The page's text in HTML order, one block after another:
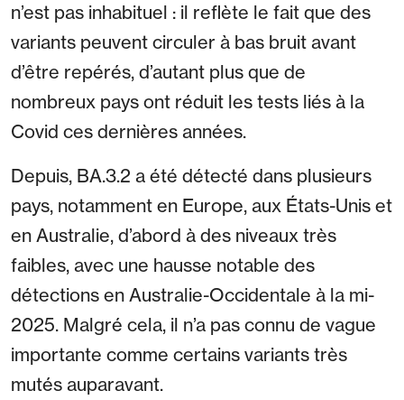
n’est pas inhabituel : il reflète le fait que des
variants peuvent circuler à bas bruit avant
d’être repérés, d’autant plus que de
nombreux pays ont réduit les tests liés à la
Covid ces dernières années.
Depuis, BA.3.2 a été détecté dans plusieurs
pays, notamment en Europe, aux États-Unis et
en Australie, d’abord à des niveaux très
faibles, avec une hausse notable des
détections en Australie-Occidentale à la mi-
2025. Malgré cela, il n’a pas connu de vague
importante comme certains variants très
mutés auparavant.